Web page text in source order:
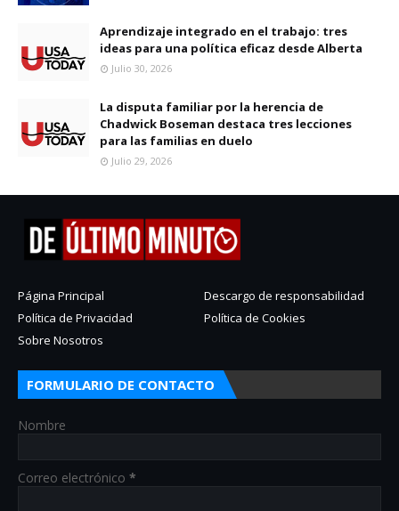
Aprendizaje integrado en el trabajo: tres
ideas para una política eficaz desde Alberta
Julio 30, 2026
La disputa familiar por la herencia de
Chadwick Boseman destaca tres lecciones
para las familias en duelo
Julio 29, 2026
Página Principal
Descargo de responsabilidad
Política de Privacidad
Política de Cookies
Sobre Nosotros
FORMULARIO DE CONTACTO
Nombre
Correo electrónico *